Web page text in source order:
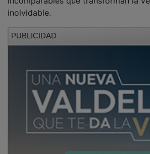
inolvidable.